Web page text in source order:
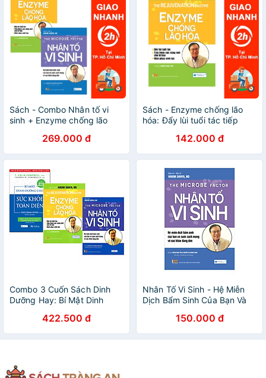
Sách - Combo Nhân tố vi
sinh + Enzyme chống lão
269.000 đ
Sách - Enzyme chống lão
hóa: Đẩy lùi tuổi tác tiếp
142.000 đ
Combo 3 Cuốn Sách Dinh
Dưỡng Hay: Bí Mật Dinh
Diện ( Tái bản lần 2 ) + Nhân
Tố Vi Sinh ( Tái bản ) +
Enzyme Chống Lão Hóa ( Tái
422.500 đ
Nhân Tố Vi Sinh - Hệ Miễn
Dịch Bẩm Sinh Của Bạn Và
Khỏe Đang Đến ( Tái Bản
2020)
150.000 đ